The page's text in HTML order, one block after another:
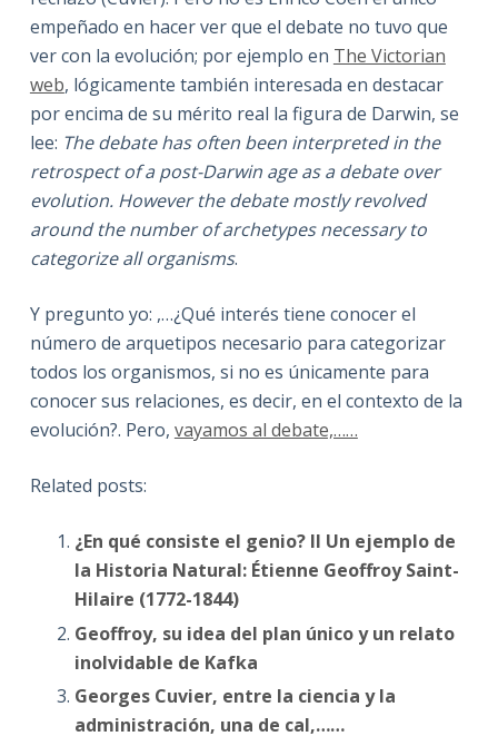
empeñado en hacer ver que el debate no tuvo que
ver con la evolución; por ejemplo en The Victorian
web, lógicamente también interesada en destacar
por encima de su mérito real la figura de Darwin, se
lee: The debate has often been interpreted in the
retrospect of a post-Darwin age as a debate over
evolution. However the debate mostly revolved
around the number of archetypes necessary to
categorize all organisms.
Y pregunto yo: ,…¿Qué interés tiene conocer el
número de arquetipos necesario para categorizar
todos los organismos, si no es únicamente para
conocer sus relaciones, es decir, en el contexto de la
evolución?. Pero, vayamos al debate,……
Related posts:
¿En qué consiste el genio? II Un ejemplo de
la Historia Natural: Étienne Geoffroy Saint-
Hilaire (1772-1844)
Geoffroy, su idea del plan único y un relato
inolvidable de Kafka
Georges Cuvier, entre la ciencia y la
administración, una de cal,……